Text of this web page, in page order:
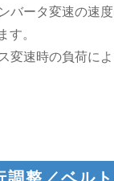
バータ変速の速
。
変速時の負荷に
調整／ベル